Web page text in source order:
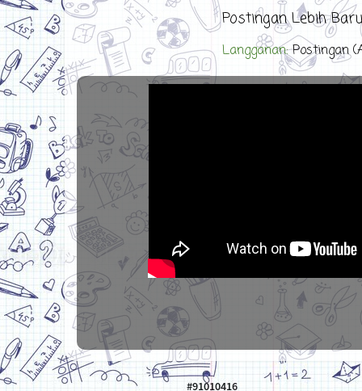
Postingan Lebih Baru
Langganan:Postingan